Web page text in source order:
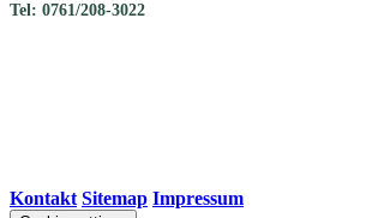
Tel: 0761/208-3022
Kontakt Sitemap Impressum